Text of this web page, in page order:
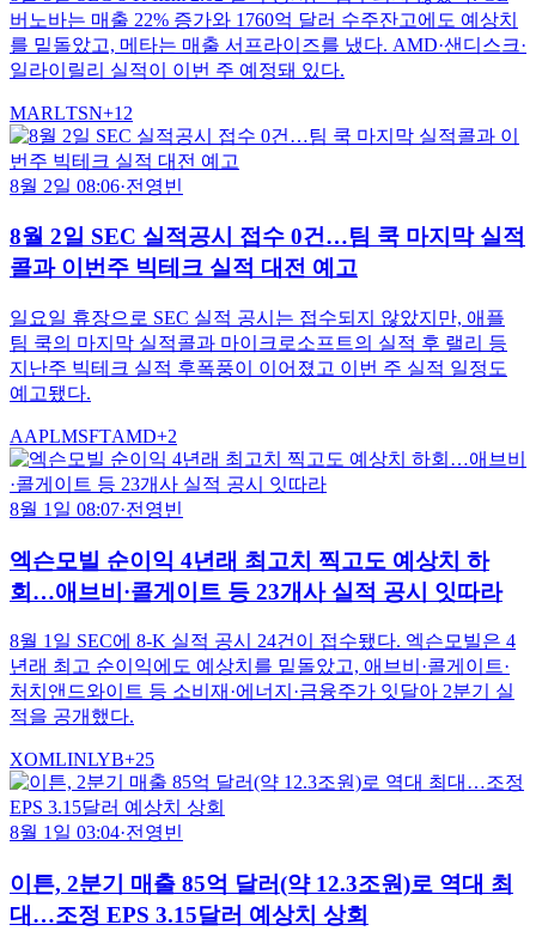
버노바는 매출 22% 증가와 1760억 달러 수주잔고에도 예상치
를 밑돌았고, 메타는 매출 서프라이즈를 냈다. AMD·샌디스크·
일라이릴리 실적이 이번 주 예정돼 있다.
MARLTSN+12
8월 2일 08:06·전영빈
8월 2일 SEC 실적공시 접수 0건…팀 쿡 마지막 실적
콜과 이번주 빅테크 실적 대전 예고
일요일 휴장으로 SEC 실적 공시는 접수되지 않았지만, 애플
팀 쿡의 마지막 실적콜과 마이크로소프트의 실적 후 랠리 등
지난주 빅테크 실적 후폭풍이 이어졌고 이번 주 실적 일정도
예고됐다.
AAPLMSFTAMD+2
8월 1일 08:07·전영빈
엑슨모빌 순이익 4년래 최고치 찍고도 예상치 하
회…애브비·콜게이트 등 23개사 실적 공시 잇따라
8월 1일 SEC에 8-K 실적 공시 24건이 접수됐다. 엑슨모빌은 4
년래 최고 순이익에도 예상치를 밑돌았고, 애브비·콜게이트·
처치앤드와이트 등 소비재·에너지·금융주가 잇달아 2분기 실
적을 공개했다.
XOMLINLYB+25
8월 1일 03:04·전영빈
이튼, 2분기 매출 85억 달러(약 12.3조원)로 역대 최
대…조정 EPS 3.15달러 예상치 상회